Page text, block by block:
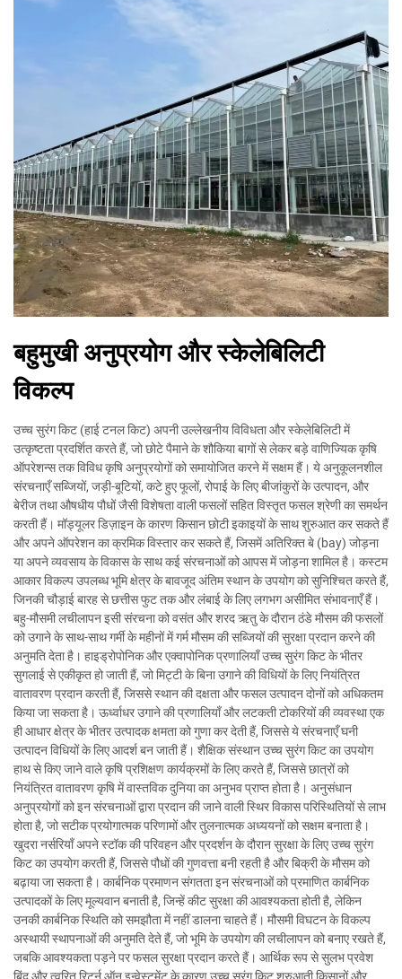
बहुमुखी अनुप्रयोग और स्केलेबिलिटी
विकल्प
उच्च सुरंग किट (हाई टनल किट) अपनी उल्लेखनीय विविधता और स्केलेबिलिटी में
उत्कृष्टता प्रदर्शित करते हैं, जो छोटे पैमाने के शौकिया बागों से लेकर बड़े वाणिज्यिक कृषि
ऑपरेशन्स तक विविध कृषि अनुप्रयोगों को समायोजित करने में सक्षम हैं। ये अनुकूलनशील
संरचनाएँ सब्जियों, जड़ी-बूटियों, कटे हुए फूलों, रोपाई के लिए बीजांकुरों के उत्पादन, और
बेरीज तथा औषधीय पौधों जैसी विशेषता वाली फसलों सहित विस्तृत फसल श्रेणी का समर्थन
करती हैं। मॉड्यूलर डिज़ाइन के कारण किसान छोटी इकाइयों के साथ शुरुआत कर सकते हैं
और अपने ऑपरेशन का क्रमिक विस्तार कर सकते हैं, जिसमें अतिरिक्त बे (bay) जोड़ना
या अपने व्यवसाय के विकास के साथ कई संरचनाओं को आपस में जोड़ना शामिल है। कस्टम
आकार विकल्प उपलब्ध भूमि क्षेत्र के बावजूद अंतिम स्थान के उपयोग को सुनिश्चित करते हैं,
जिनकी चौड़ाई बारह से छत्तीस फुट तक और लंबाई के लिए लगभग असीमित संभावनाएँ हैं।
बहु-मौसमी लचीलापन इसी संरचना को वसंत और शरद ऋतु के दौरान ठंडे मौसम की फसलों
को उगाने के साथ-साथ गर्मी के महीनों में गर्म मौसम की सब्जियों की सुरक्षा प्रदान करने की
अनुमति देता है। हाइड्रोपोनिक और एक्वापोनिक प्रणालियाँ उच्च सुरंग किट के भीतर
सुगलाई से एकीकृत हो जाती हैं, जो मिट्टी के बिना उगाने की विधियों के लिए नियंत्रित
वातावरण प्रदान करती हैं, जिससे स्थान की दक्षता और फसल उत्पादन दोनों को अधिकतम
किया जा सकता है। ऊर्ध्वाधर उगाने की प्रणालियाँ और लटकती टोकरियों की व्यवस्था एक
ही आधार क्षेत्र के भीतर उत्पादक क्षमता को गुणा कर देती हैं, जिससे ये संरचनाएँ घनी
उत्पादन विधियों के लिए आदर्श बन जाती हैं। शैक्षिक संस्थान उच्च सुरंग किट का उपयोग
हाथ से किए जाने वाले कृषि प्रशिक्षण कार्यक्रमों के लिए करते हैं, जिससे छात्रों को
नियंत्रित वातावरण कृषि में वास्तविक दुनिया का अनुभव प्राप्त होता है। अनुसंधान
अनुप्रयोगों को इन संरचनाओं द्वारा प्रदान की जाने वाली स्थिर विकास परिस्थितियों से लाभ
होता है, जो सटीक प्रयोगात्मक परिणामों और तुलनात्मक अध्ययनों को सक्षम बनाता है।
खुदरा नर्सरियाँ अपने स्टॉक की परिवहन और प्रदर्शन के दौरान सुरक्षा के लिए उच्च सुरंग
किट का उपयोग करती हैं, जिससे पौधों की गुणवत्ता बनी रहती है और बिक्री के मौसम को
बढ़ाया जा सकता है। कार्बनिक प्रमाणन संगतता इन संरचनाओं को प्रमाणित कार्बनिक
उत्पादकों के लिए मूल्यवान बनाती है, जिन्हें कीट सुरक्षा की आवश्यकता होती है, लेकिन
उनकी कार्बनिक स्थिति को समझौता में नहीं डालना चाहते हैं। मौसमी विघटन के विकल्प
अस्थायी स्थापनाओं की अनुमति देते हैं, जो भूमि के उपयोग की लचीलापन को बनाए रखते हैं,
जबकि आवश्यकता पड़ने पर फसल सुरक्षा प्रदान करते हैं। आर्थिक रूप से सुलभ प्रवेश